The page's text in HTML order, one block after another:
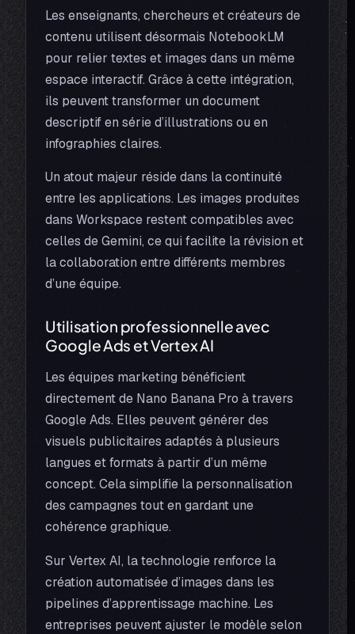
Les enseignants, chercheurs et créateurs de
contenu utilisent désormais NotebookLM
pour relier textes et images dans un même
espace interactif. Grâce à cette intégration,
ils peuvent transformer un document
descriptif en série d’illustrations ou en
infographies claires.
Un atout majeur réside dans la continuité
entre les applications. Les images produites
dans Workspace restent compatibles avec
celles de Gemini, ce qui facilite la révision et
la collaboration entre différents membres
d’une équipe.
Utilisation professionnelle avec
Google Ads et Vertex AI
Les équipes marketing bénéficient
directement de Nano Banana Pro à travers
Google Ads. Elles peuvent générer des
visuels publicitaires adaptés à plusieurs
langues et formats à partir d’un même
concept. Cela simplifie la personnalisation
des campagnes tout en gardant une
cohérence graphique.
Sur Vertex AI, la technologie renforce la
création automatisée d’images dans les
pipelines d’apprentissage machine. Les
entreprises peuvent ajuster le modèle selon